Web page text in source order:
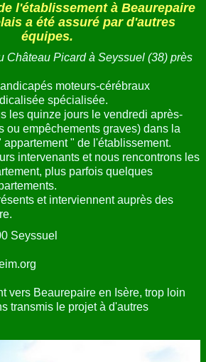
l'établissement à Beaurepaire
a été assuré par d'autres
équipes.
Château Picard à Seyssuel (38) près
moteurs-cérébraux
spécialisée.
les quinze jours le vendredi après-
ou empêchements graves) dans la
" de l'établissement.
intervenants et nous rencontrons les
plus parfois quelques
et interviennent auprès des
Seyssuel
vers Beaurepaire en Isère, trop loin
transmis le projet à d'autres